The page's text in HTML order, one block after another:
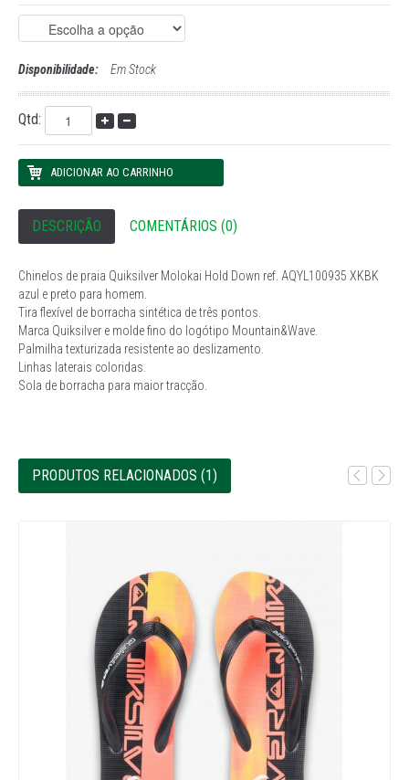
Disponibilidade: Em Stock
Qtd:
DESCRIÇÃO COMENTÁRIOS (0)
Chinelos de praia Quiksilver Molokai Hold Down ref. AQYL100935 XKBK
azul e preto para homem.
Tira flexível de borracha sintética de três pontos.
Marca Quiksilver e molde fino do logótipo Mountain&Wave.
Palmilha texturizada resistente ao deslizamento.
Linhas laterais coloridas.
Sola de borracha para maior tracção.
PRODUTOS RELACIONADOS (1)